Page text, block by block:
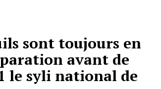
sont toujours en
avant de
le syli national de